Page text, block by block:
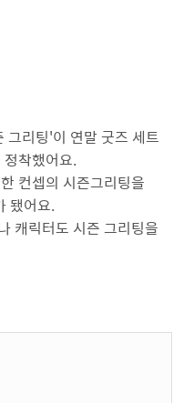
리팅'이 연말 굿즈 세트
착했어요.
컨셉의 시즌그리팅을
됐어요.
캐릭터도 시즌 그리팅을